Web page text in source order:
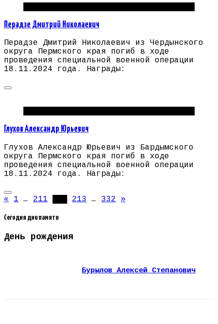
Перадзе Дмитрий Николаевич
Перадзе Дмитрий Николаевич из Чердынского
округа Пермского края погиб в ходе
проведения специальной военной операции
18.11.2024 года. Награды:
Глухов Александр Юрьевич
Глухов Александр Юрьевич из Бардымского
округа Пермского края погиб в ходе
проведения специальной военной операции
18.11.2024 года. Награды:
Пагинация
записей
« 1 … 211 213 … 332 »
Сегодня дни памяти
День рождения
Бурылов Алексей Степанович